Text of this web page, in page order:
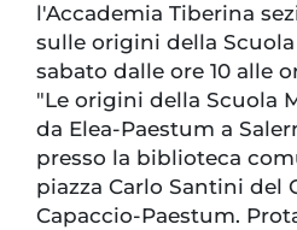
l'Accademia Tiberina
sulle origini della
sabato dalle ore 10 alle
"Le origini della Scuola
da Elea-Paestum a
presso la biblioteca
piazza Carlo Santini del
Capaccio-Paestum.